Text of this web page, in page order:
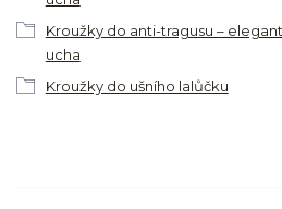
Kroužky do anti-tragusu –
ucha
Kroužky do ušního lalůčku